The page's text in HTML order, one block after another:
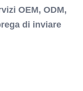
OEM, ODM,
di inviare